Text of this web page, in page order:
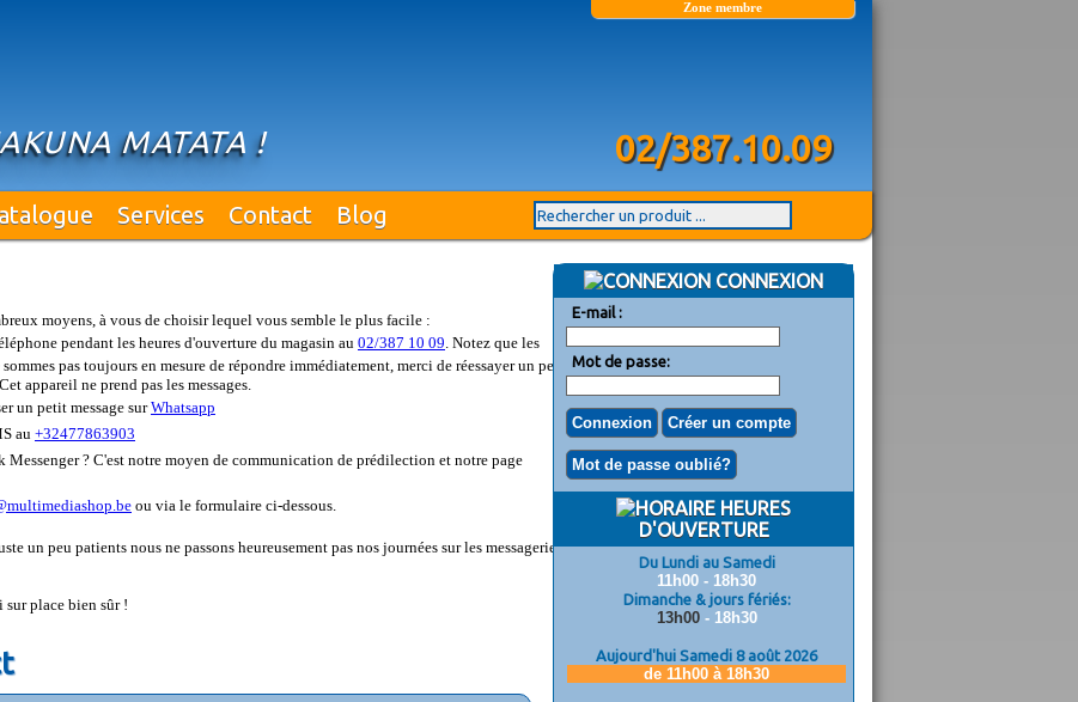
MATATA !
Zone membre
02/387.10.09
Services Contact Blog
moyens, à vous de choisir lequel vous semble le plus facile :
pendant les heures d'ouverture du magasin au 02/387 10 09. Notez que les
pas toujours en mesure de répondre immédiatement, merci de réessayer un peu
appareil ne prend pas les messages.
un petit message surWhatsapp
au+32477863903
Messenger ? C'est notre moyen de communication de prédilection et notre page
ou via le formulaire ci-dessous.
un peu patients nous ne passons heureusement pas nos journées sur les messageries
place bien sûr !
CONNEXION
E-mail :
Mot de passe:
HEURES
D'OUVERTURE
Du Lundi au Samedi
11h00 - 18h30
Dimanche & jours fériés:
13h00- 18h30
Aujourd'hui Samedi 8 août 2026
de 11h00 à 18h30